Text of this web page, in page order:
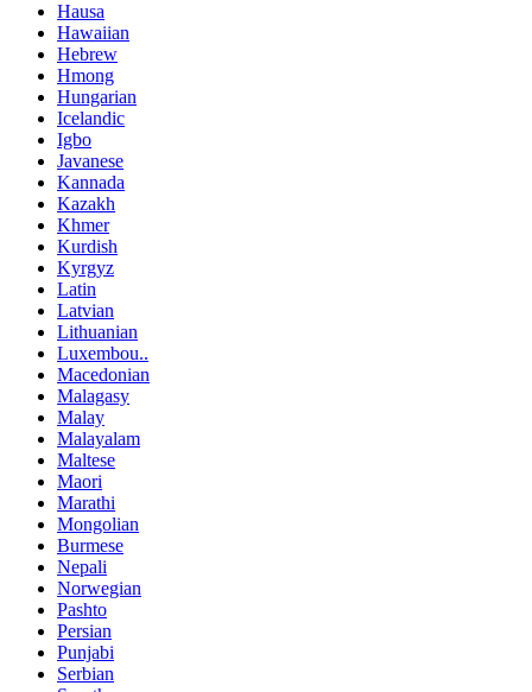
Hausa
Hawaiian
Hebrew
Hmong
Hungarian
Icelandic
Igbo
Javanese
Kannada
Kazakh
Khmer
Kurdish
Kyrgyz
Latin
Latvian
Lithuanian
Luxembou..
Macedonian
Malagasy
Malay
Malayalam
Maltese
Maori
Marathi
Mongolian
Burmese
Nepali
Norwegian
Pashto
Persian
Punjabi
Serbian